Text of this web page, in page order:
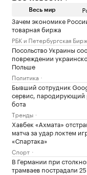
Весь мир
Зачем экономике
товарная биржа
РБК и Петербургская
Посольство Украины
повреждении
Польше
Политика
Бывший сотрудник
сервис, пародирующий
бота
Тренды
Хавбек «Ахмата»
матча за удар локтем
«Спартака»
Спорт
В Германии при
трамваев пострадали